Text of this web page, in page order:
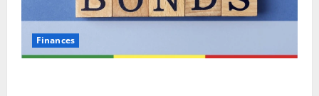
Finances